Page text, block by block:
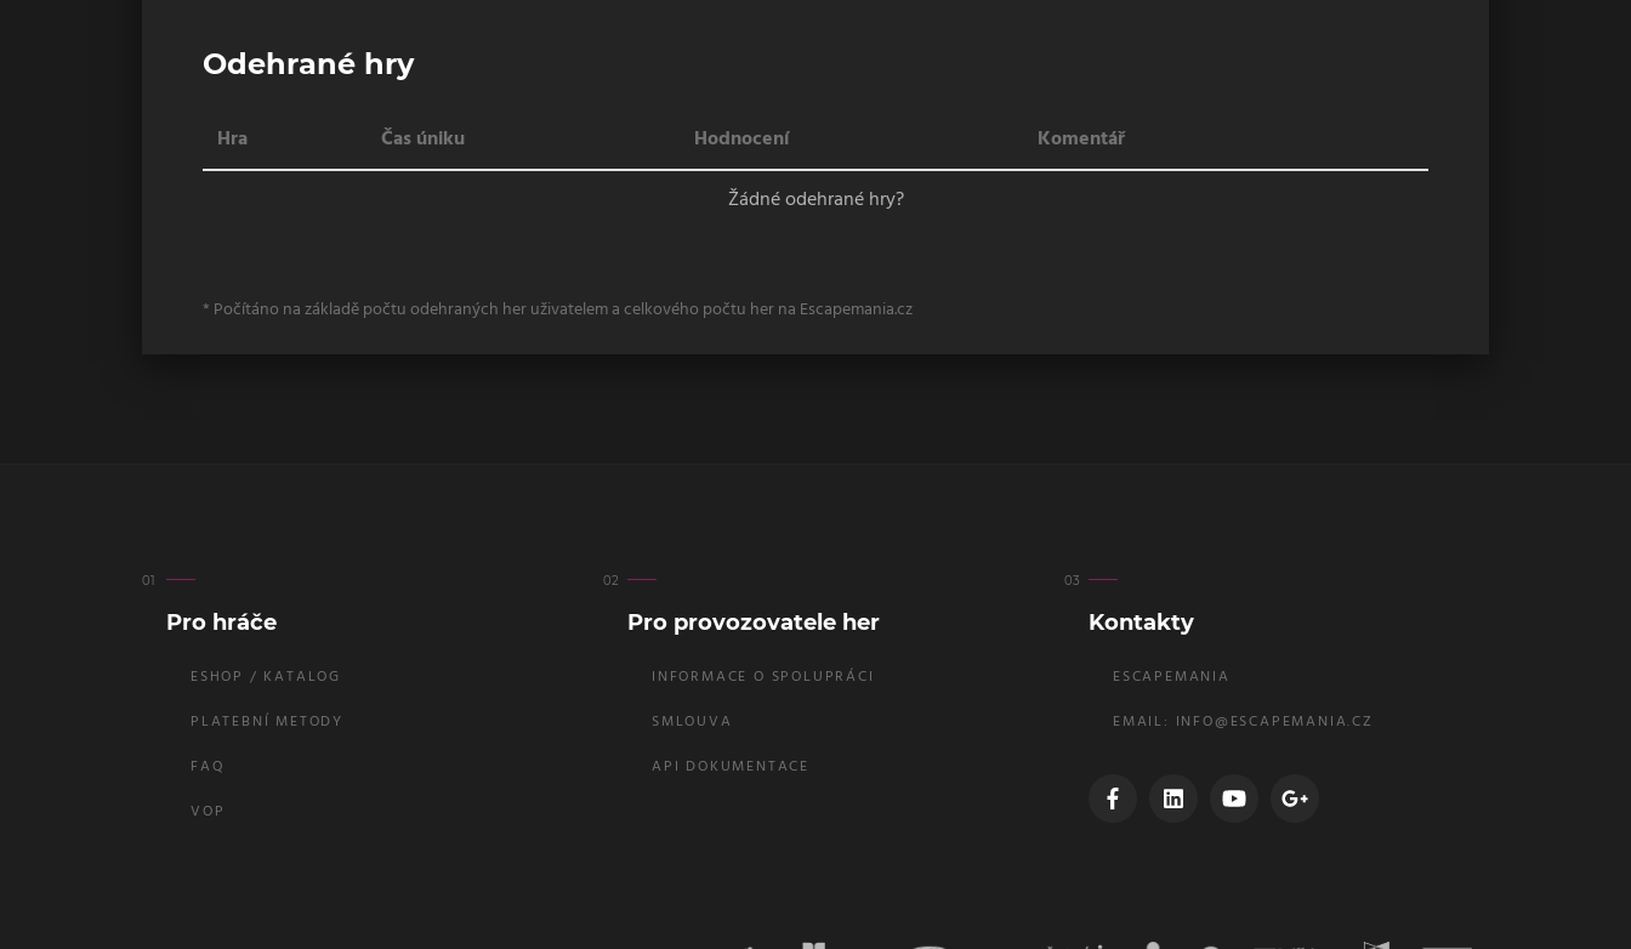
Odehrané hry
Hra Čas úniku Hodnocení
Komentář
Žádné odehrané hry?
* Počítáno na základě počtu odehraných her uživatelem a celkového počtu her na Escapemania.cz
Pro hráče
ESHOP / KATALOG
PLATEBNÍ METODY
FAQ
VOP
Pro provozovatele her
INFORMACE O SPOLUPRÁCI
SMLOUVA
API DOKUMENTACE
Kontakty
ESCAPEMANIA
EMAIL: INFO@ESCAPEMANIA.CZ